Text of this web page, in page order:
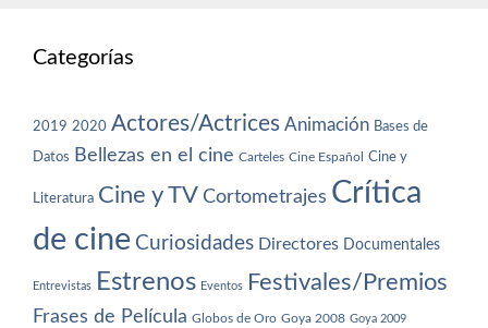
Categorías
2019 2020 Actores/Actrices Animación Bases de
Datos Bellezas en el cine Carteles Cine Español Cine y
Literatura Cine y TV Cortometrajes Crítica
de cine Curiosidades Directores Documentales
Entrevistas Estrenos Eventos Festivales/Premios
Frases de Película Globos de Oro Goya 2008 Goya 2009